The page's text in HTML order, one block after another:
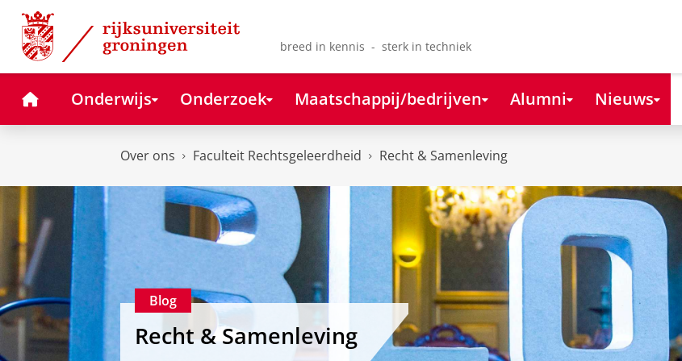
Skip
Content
Skip
Navigation
breed in kennis - sterk in techniek
HomeOnderwijs Onderzoek Maatschappij/bedrijven Alumni Nieuws
Over ons Faculteit Rechtsgeleerdheid Recht & Samenleving
Blog
Recht & Samenleving